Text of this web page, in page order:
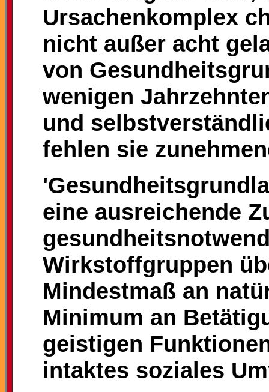
Ursachenkomplex
nicht außer acht
von
wenigen
und
fehlen sie
eine ausreichende
Wirkstoffgruppen
Mindestmaß an
Minimum an
geistigen
intaktes soziales